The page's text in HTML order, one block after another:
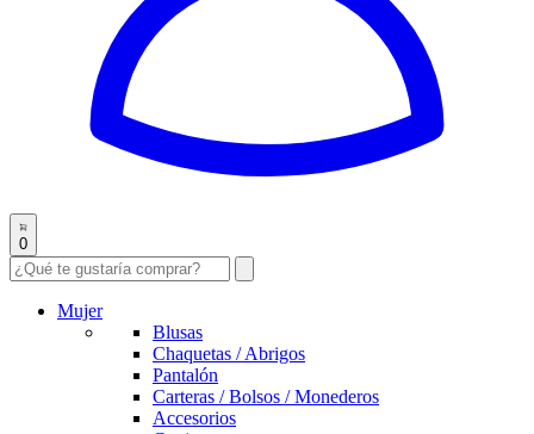
0
Mujer
Blusas
Chaquetas / Abrigos
Pantalón
Carteras / Bolsos / Monederos
Accesorios